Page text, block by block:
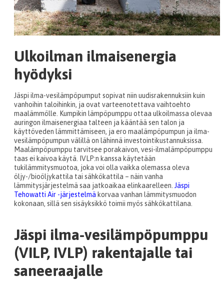
Ulkoilman ilmaisenergia
hyödyksi
Jäspi ilma-vesilämpöpumput sopivat niin uudisrakennuksiin kuin
vanhoihin taloihinkin, ja ovat varteenotettava vaihtoehto
maalämmölle. Kumpikin lämpöpumppu ottaa ulkoilmassa olevaa
auringon ilmaisenergiaa talteen ja kääntää sen talon ja
käyttöveden lämmittämiseen, ja ero maalämpöpumpun ja ilma-
vesilämpöpumpun välillä on lähinnä investointikustannuksissa.
Maalämpöpumppu tarvitsee porakaivon, vesi-ilmalämpöpumppu
taas ei kaivoa käytä. IVLP:n kanssa käytetään
tukilämmitysmuotoa, joka voi olla vaikka olemassa oleva
öljy-/bioöljykattila tai sähkökattila – näin vanha
lämmitysjärjestelmä saa jatkoaikaa elinkaarelleen. Jäspi
Tehowatti Air -järjestelmä korvaa vanhan lämmitysmuodon
kokonaan, sillä sen sisäyksikkö toimii myös sähkökattilana.
Jäspi ilma-vesilämpöpumppu
(VILP, IVLP) rakentajalle tai
saneeraajalle